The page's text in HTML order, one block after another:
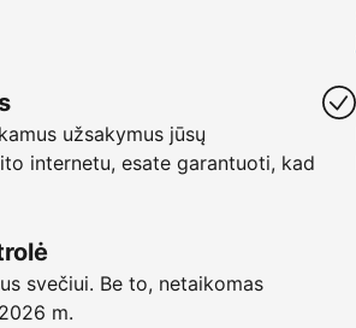
užsakymus jūsų
internetu, esate garantuoti, kad
svečiui. Be to, netaikomas
m.